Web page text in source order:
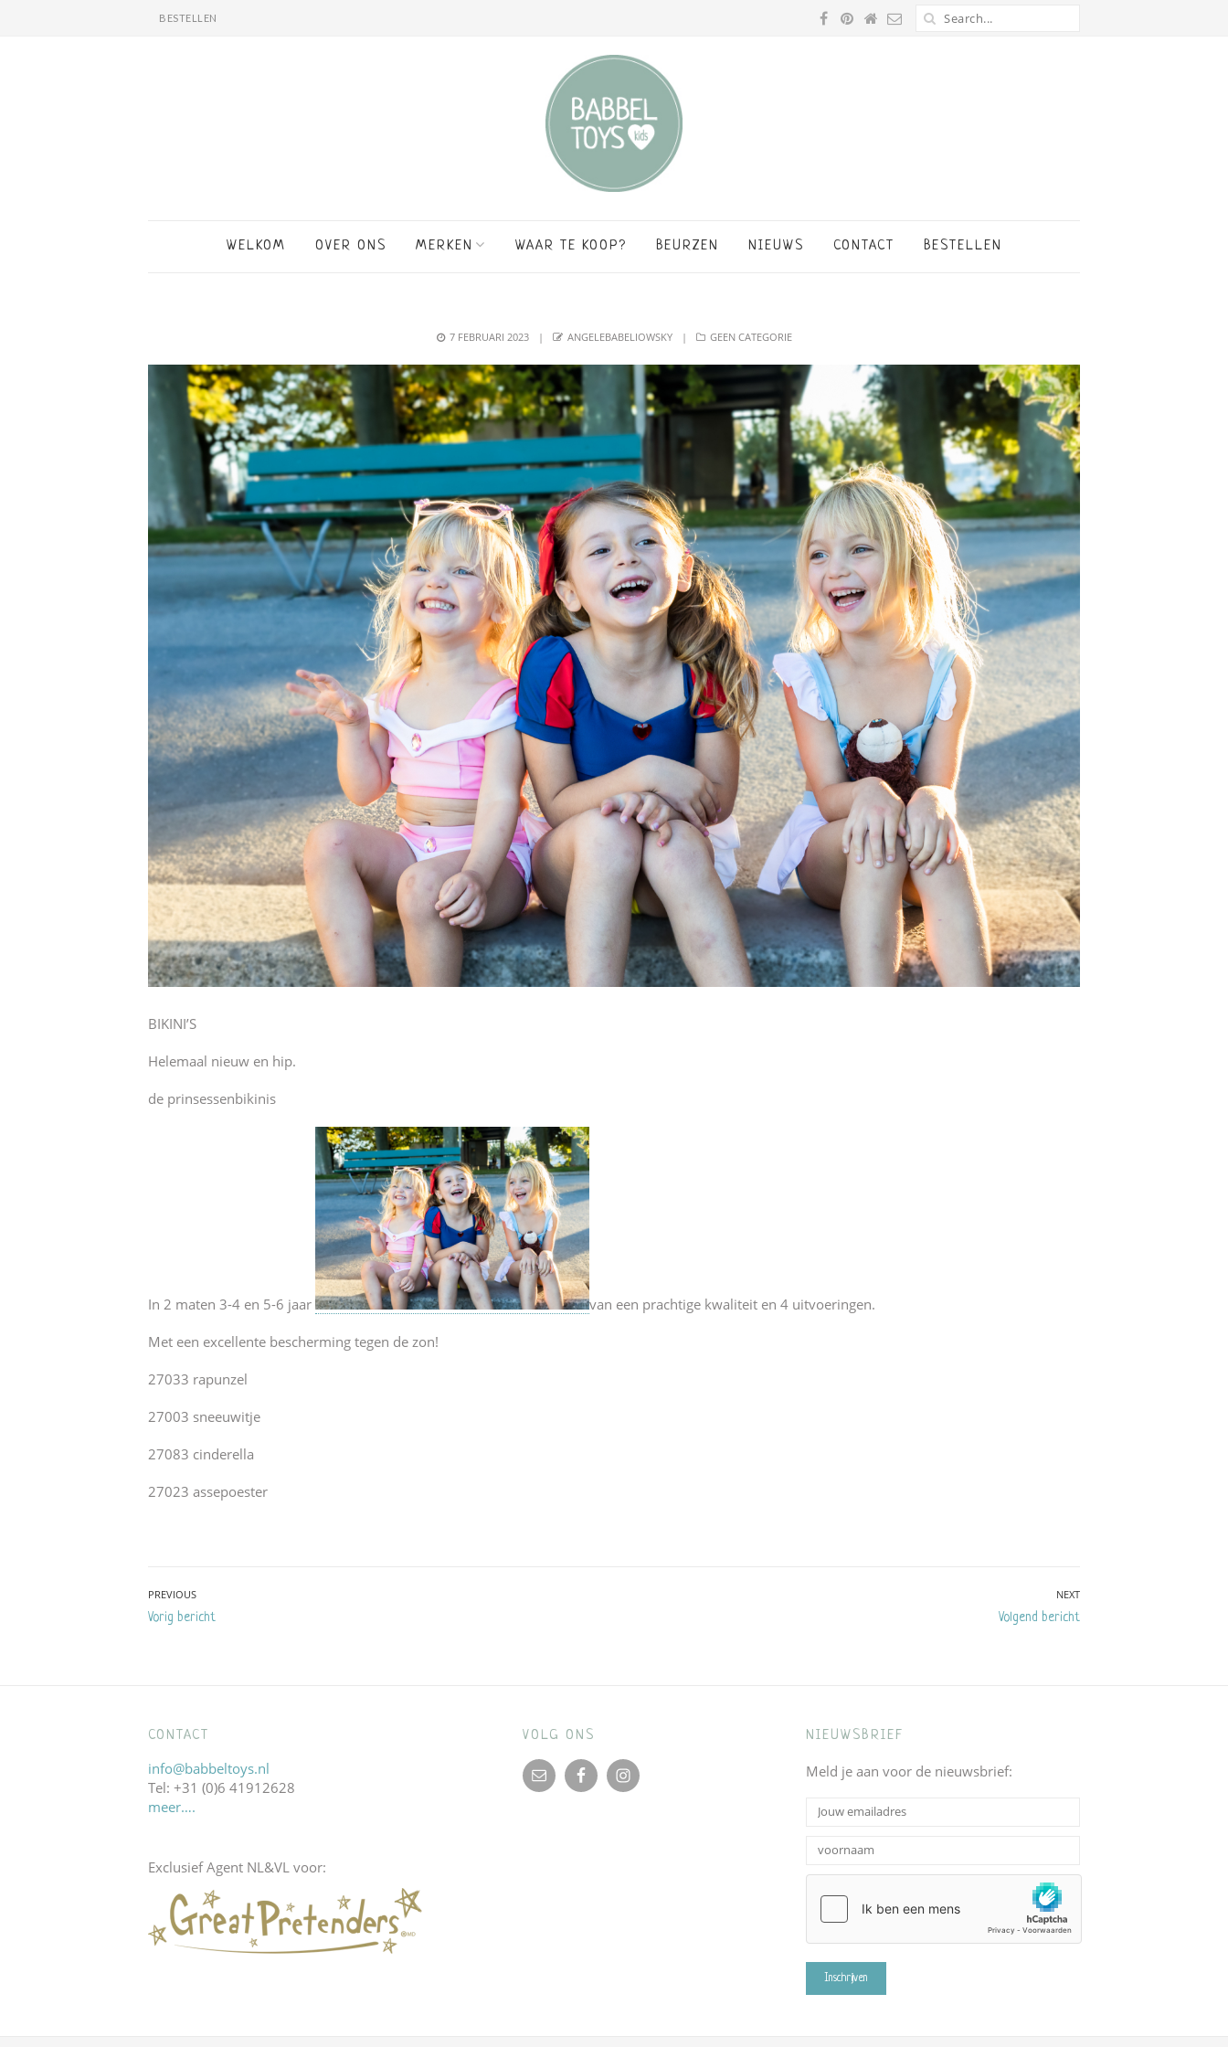
BESTELLEN
WELKOM OVER ONS MERKEN WAAR TE KOOP? BEURZEN NIEUWS CONTACT BESTELLEN
POSTED
7 FEBRUARI 2023 AUTHOR
ANGELEBABELIOWSKY CATEGORIES
GEEN CATEGORIE
BIKINI’S
Helemaal nieuw en hip.
de prinsessenbikinis
In 2 maten 3-4 en 5-6 jaar van een prachtige kwaliteit en 4 uitvoeringen.
Met een excellente bescherming tegen de zon!
27033 rapunzel
27003 sneeuwitje
27083 cinderella
27023 assepoester
Bericht
navigatie
PREVIOUS
Previous
Vorig bericht
NEXT
Next
Volgend bericht
CONTACT
info@babbeltoys.nl
Tel: +31 (0)6 41912628
meer….
Exclusief Agent NL&VL voor:
VOLG ONS NIEUWSBRIEF
Meld je aan voor de nieuwsbrief: